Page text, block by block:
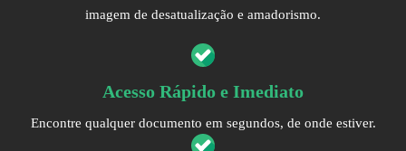
imagem de desatualização e amadorismo.
Acesso Rápido e Imediato
Encontre qualquer documento em segundos, de onde estiver.